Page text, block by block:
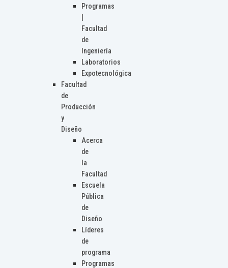
Programas
Facultad
de
Ingeniería
Laboratorios
Expotecnológica
Facultad
de
Producción
y
Diseño
Acerca
de
la
Facultad
Escuela
Pública
de
Diseño
Líderes
de
programa
Programas